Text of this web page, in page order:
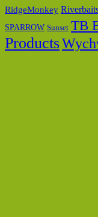
RidgeMonkey
SPARROW Sunset TB
Products